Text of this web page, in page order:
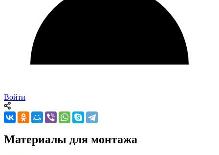
Войти
Материалы для монтажа